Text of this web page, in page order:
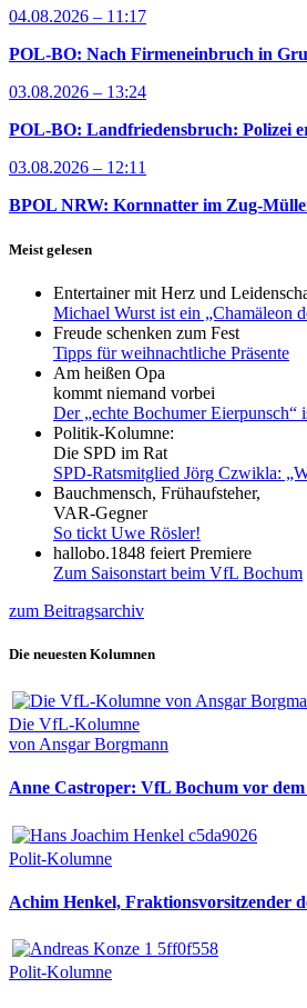
04.08.2026 – 11:17
POL-BO: Nach Firmeneinbruch in
03.08.2026 – 13:24
POL-BO: Landfriedensbruch: Polizei
03.08.2026 – 12:11
BPOL NRW: Kornnatter im Zug-
Meist gelesen
Entertainer mit Herz und
Michael Wurst ist ein „Chamäleon
Freude schenken zum Fest
Tipps für weihnachtliche Präsente
Am heißen Opa
kommt niemand vorbei
Der „echte Bochumer
Politik-Kolumne:
Die SPD im Rat
SPD-Ratsmitglied Jörg Czwikla:
Bauchmensch, Frühaufsteher,
VAR-Gegner
So tickt Uwe Rösler!
hallobo.1848 feiert Premiere
Zum Saisonstart beim VfL Bochum
zum Beitragsarchiv
Die neuesten Kolumnen
Die VfL-Kolumne
von Ansgar Borgmann
Anne Castroper: VfL Bochum vor dem
Polit-Kolumne
Achim Henkel, Fraktionsvorsitzender
Polit-Kolumne